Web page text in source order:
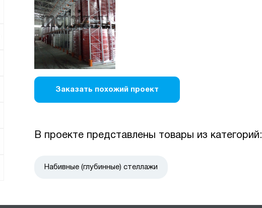
Заказать похожий проект
В проекте представлены товары из категорий:
Набивные (глубинные) стеллажи